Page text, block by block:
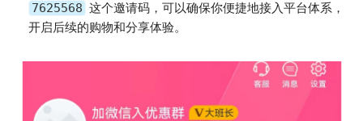
7625568 这个邀请码，可以确保你便捷地接入平台体系，
开启后续的购物和分享体验。